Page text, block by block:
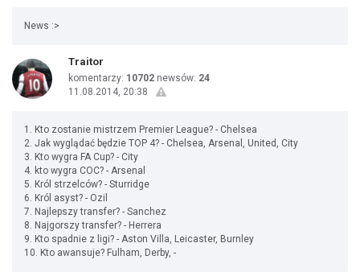
News :>
Traitor
komentarzy: 10702 newsów: 24
11.08.2014, 20:38
1. Kto zostanie mistrzem Premier League? - Chelsea
2. Jak wyglądać będzie TOP 4? - Chelsea, Arsenal, United, City
3. Kto wygra FA Cup? - City
4. kto wygra COC? - Arsenal
5. Król strzelców? - Sturridge
6. Król asyst? - Ozil
7. Najlepszy transfer? - Sanchez
8. Najgorszy transfer? - Herrera
9. Kto spadnie z ligi? - Aston Villa, Leicaster, Burnley
10. Kto awansuje? Fulham, Derby, -